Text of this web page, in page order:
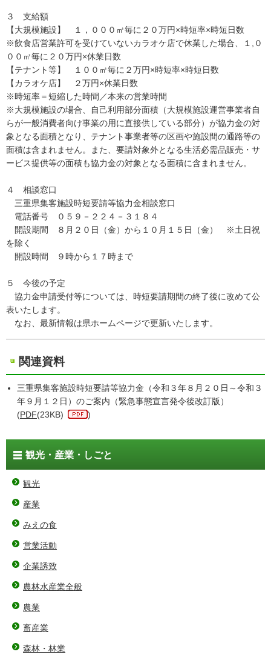
３ 支給額
【大規模施設】 １，０００㎡毎に２０万円×時短率×時短日数
※飲食店営業許可を受けていないカラオケ店で休業した場合、１,０
００㎡毎に２０万円×休業日数
【テナント等】 １００㎡毎に２万円×時短率×時短日数
【カラオケ店】 ２万円×休業日数
※時短率＝短縮した時間／本来の営業時間
※大規模施設の場合、自己利用部分面積（大規模施設運営事業者自
らが一般消費者向け事業の用に直接供している部分）が協力金の対
象となる面積となり、テナント事業者等の区画や施設間の通路等の
面積は含まれません。また、要請対象外となる生活必需品販売・サ
ービス提供等の面積も協力金の対象となる面積に含まれません。
４ 相談窓口
三重県集客施設時短要請等協力金相談窓口
電話番号 ０５９－２２４－３１８４
開設期間 ８月２０日（金）から１０月１５日（金） ※土日祝
を除く
開設時間 ９時から１７時まで
５ 今後の予定
協力金申請受付等については、時短要請期間の終了後に改めて公
表いたします。
なお、最新情報は県ホームページで更新いたします。
関連資料
三重県集客施設時短要請等協力金（令和３年８月２０日～令和３
年９月１２日）のご案内（緊急事態宣言発令後改訂版）
(PDF(23KB) )
観光・産業・しごと
観光
産業
みえの食
営業活動
企業誘致
農林水産業全般
農業
畜産業
森林・林業